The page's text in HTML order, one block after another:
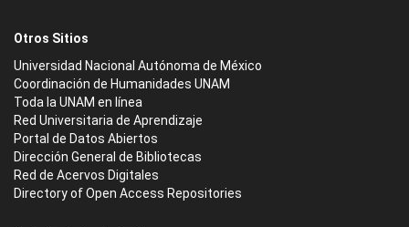
Otros Sitios
Universidad Nacional Autónoma de México
Coordinación de Humanidades UNAM
Toda la UNAM en línea
Red Universitaria de Aprendizaje
Portal de Datos Abiertos
Dirección General de Bibliotecas
Red de Acervos Digitales
Directory of Open Access Repositories